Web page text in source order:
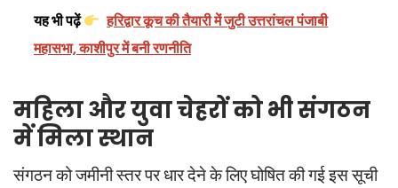
यह भी पढ़ें
हरिद्वार कूच की तैयारी में जुटी उत्तरांचल पंजाबी
महासभा, काशीपुर में बनी रणनीति
महिला और युवा चेहरों को भी संगठन
में मिला स्थान
संगठन को जमीनी स्तर पर धार देने के लिए घोषित की गई इस सूची